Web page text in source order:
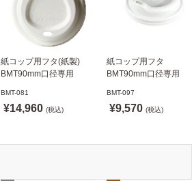
紙コップ用フタ(紙製)
BMT90mm口径専用
ドリンキングリッド
※適合品番あり ※沖縄・
BMT-081
¥14,960 (税込)
紙コップ用フタ
BMT90mm口径専用
ノーストローフタ
※適合品番あり ※沖縄
BMT-097
¥9,570 (税込)